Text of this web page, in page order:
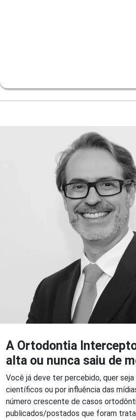
A Ortodontia
alta ou nunca saiu de
Você já deve ter percebido, quer
científicos ou por influência das
número crescente de casos
publicados/postados que foram